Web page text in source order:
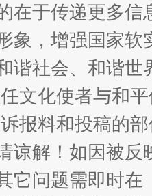
衣” 如何以
在于传递更多
象，增强国家
谐社会、和谐
文化使者与和
报料和投稿的
谅解！如因被
它问题需即时在